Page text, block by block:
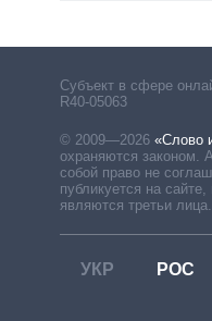
Субъект в сфере
R40-05063
© 2009—2026 «Слово
охраняются законом.
собой право не
публикуется на
являются третьи лица.
УКР РОС